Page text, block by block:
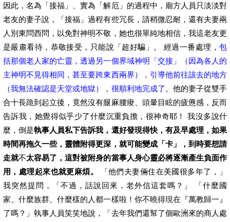
因此，名為「接福」、實為「解厄」的過程中，廟方人員只淡淡對
老友的妻子說，「接福」過程有些冗長，請稍微忍耐，還有夫妻兩
人別東問西問，以免對神明不敬，她也很單純地相信，我這老友更
是嚴肅看待，恭敬接受，只能說「超好騙」。 經過一番處理， 包
括那個老人家的亡靈，透過另一個界域神明「交接」（因為各人的
主神明不見得相同，甚至要跨東西兩界），引導他前往該去的地方
（我無法確認是天堂或地獄），很順利地完成了。 他的妻子從雙手
合十長跪到起立後，竟然沒有腿麻腰痠、頭暈目眩的疲憊感，反而
告訴我，她覺得似乎少了什麼沉重負擔，很神奇耶！ 我沒多說什
麼，倒是執事人員私下告訴我，還好發現得快，有及早處理，如果
時間再拖久一些，靈體附得更深，就可能變成「卡」，到時要想請
走就不太容易了，這對被附身的當事人身心靈必將逐漸產生負面作
用，處理起來也就更麻煩。
「他們夫妻倆住在美國很多年了，」
我突然提問，「不過，話說回來，老外信這套嗎？」 「什麼國
家、什麼族群、什麼樣的人都一樣啦！你不曉得現在『萬教歸一』
了嗎？」執事人員笑笑地說，「去年我們還幫了個歐洲來的商人處